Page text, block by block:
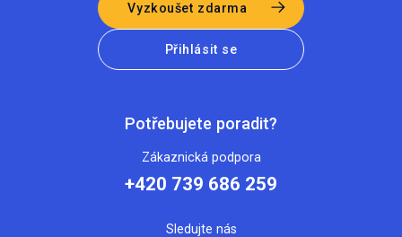
Vyzkoušet zdarma
Přihlásit se
Potřebujete poradit?
Zákaznická podpora
+420 739 686 259
Sledujte nás